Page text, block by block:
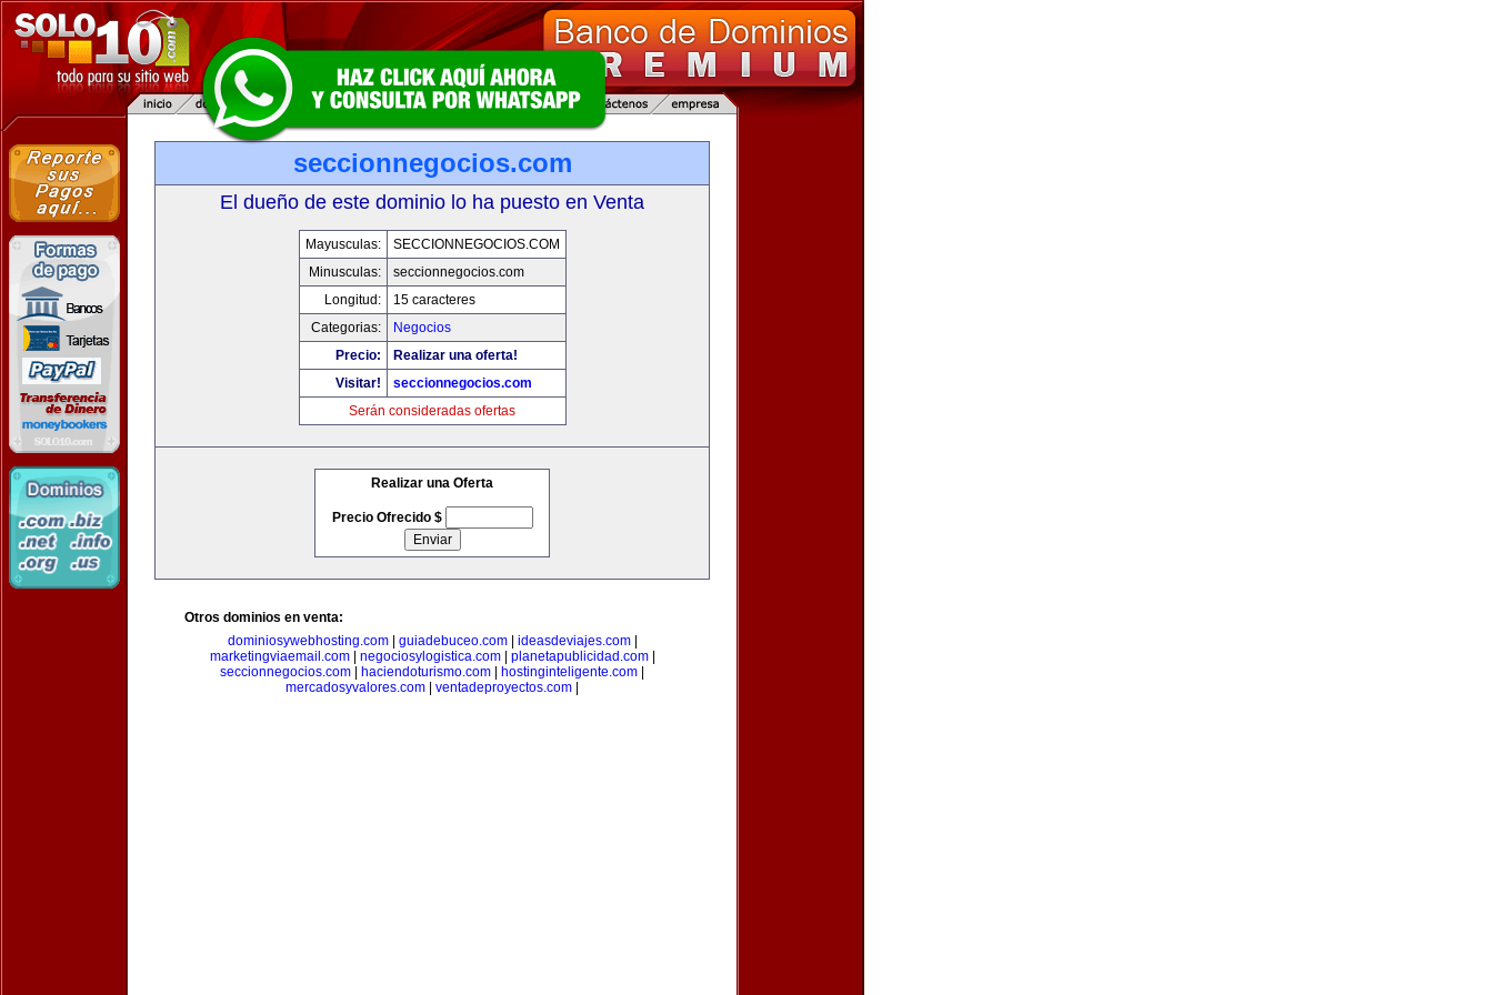
seccionnegocios.com
El dueño de este dominio lo ha puesto en Venta
Mayusculas:
SECCIONNEGOCIOS.COM
Minusculas:
seccionnegocios.com
Longitud:
15 caracteres
Categorias:
Negocios
Precio:
Realizar una oferta!
Visitar!
seccionnegocios.com
Serán consideradas ofertas
Realizar una Oferta
Precio Ofrecido $
Otros dominios en venta:
dominiosywebhosting.com| guiadebuceo.com| ideasdeviajes.com|
marketingviaemail.com| negociosylogistica.com| planetapublicidad.com|
seccionnegocios.com
haciendoturismo.com hostinginteligente.com
mercadosyvalores.com
ventadeproyectos.com